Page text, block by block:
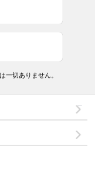
一切ありません。